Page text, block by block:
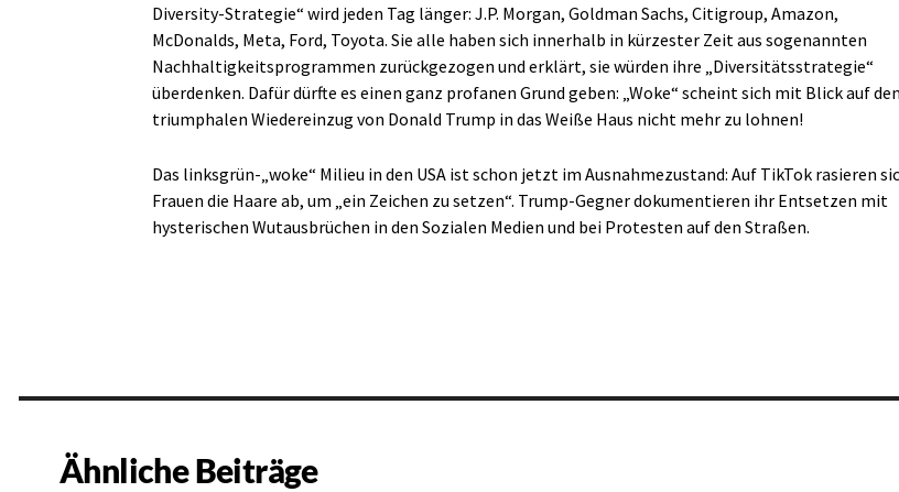
Diversity-Strategie“ wird jeden Tag länger: J.P. Morgan, Goldman Sachs, Citigroup, Amazon,
McDonalds, Meta, Ford, Toyota. Sie alle haben sich innerhalb in kürzester Zeit aus sogenannten
Nachhaltigkeitsprogrammen zurückgezogen und erklärt, sie würden ihre „Diversitätsstrategie“
überdenken. Dafür dürfte es einen ganz profanen Grund geben: „Woke“ scheint sich mit Blick auf den
triumphalen Wiedereinzug von Donald Trump in das Weiße Haus nicht mehr zu lohnen!
Das linksgrün-„woke“ Milieu in den USA ist schon jetzt im Ausnahmezustand: Auf TikTok rasieren
Frauen die Haare ab, um „ein Zeichen zu setzen“. Trump-Gegner dokumentieren ihr Entsetzen mit
hysterischen Wutausbrüchen in den Sozialen Medien und bei Protesten auf den Straßen.
Ähnliche Beiträge